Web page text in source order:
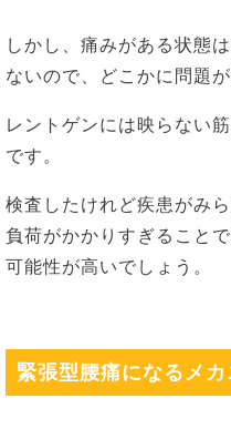
しかし、痛みがある状態
ないので、どこかに問題
レントゲンには映らない
です。
検査したけれど疾患がみ
負荷がかかりすぎること
可能性が高いでしょう。
緊張型腰痛になるメカ